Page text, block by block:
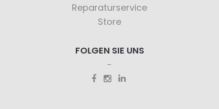
Reparaturservice
Store
FOLGEN SIE UNS